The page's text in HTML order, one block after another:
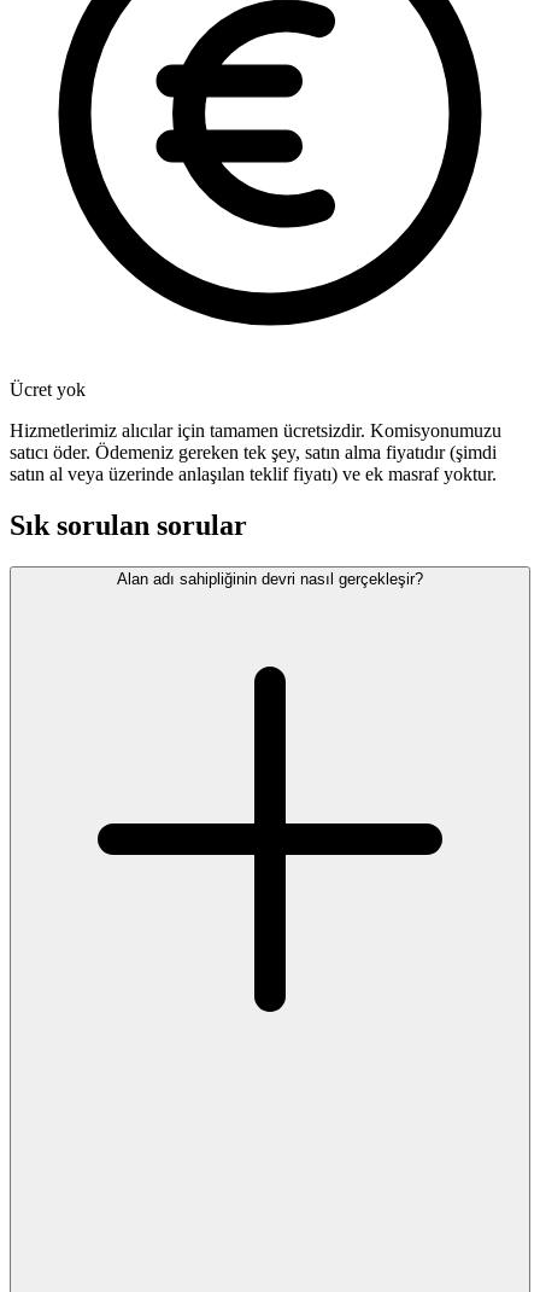
Ücret yok
Hizmetlerimiz alıcılar için tamamen ücretsizdir. Komisyonumuzu
satıcı öder. Ödemeniz gereken tek şey, satın alma fiyatıdır (şimdi
satın al veya üzerinde anlaşılan teklif fiyatı) ve ek masraf yoktur.
Sık sorulan sorular
Alan adı sahipliğinin devri nasıl gerçekleşir?